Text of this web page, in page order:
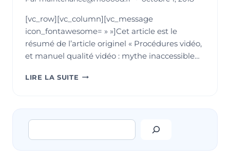
[vc_row][vc_column][vc_message
icon_fontawesome= » »]Cet article est le
résumé de l’article originel « Procédures vidéo,
et manuel qualité vidéo : mythe inaccessible…
LIRE LA SUITE PROCÉDURES
Rechercher